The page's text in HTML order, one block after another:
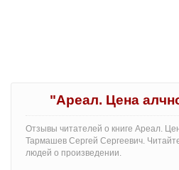
"Ареал. Цена
Отзывы читателей о книге Ареал.
Тармашев Сергей Сергеевич.
людей о произведении.